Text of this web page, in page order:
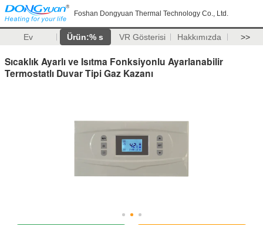
Foshan Dongyuan Thermal Technology Co., Ltd.
Ev Ürün:% s VR Gösterisi Hakkımızda >>
Sıcaklık Ayarlı ve Isıtma Fonksiyonlu Ayarlanabilir
Termostatlı Duvar Tipi Gaz Kazanı